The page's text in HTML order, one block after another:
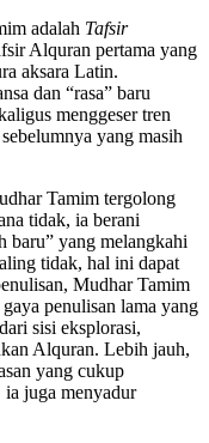
adalah Tafsir
Alquran pertama yang
aksara Latin.
dan “rasa” baru
menggeser tren
yang masih
Tamim tergolong
tidak, ia berani
baru” yang melangkahi
tidak, hal ini dapat
Mudhar Tamim
penulisan lama yang
sisi eksplorasi,
Alquran. Lebih jauh,
yang cukup
ia juga menyadur